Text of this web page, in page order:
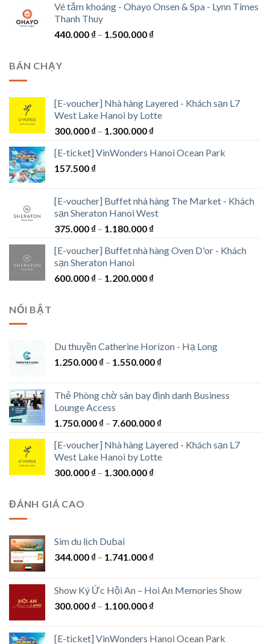
từ
Vé tắm khoáng - Ohayo Onsen & Spa - Lynn Times
Thanh Thuy
440.000 ₫ – 1.500.000 ₫Khoảng
BÁN CHẠY
[E-voucher] Nhà hàng Layered - Khách sạn L7
West Lake Hanoi by Lotte
300.000 ₫ – 1.300.000 ₫Khoảng
từ
[E-ticket] VinWonders Hanoi Ocean Park
157.500 ₫
[E-voucher] Buffet nhà hàng The Market - Khách
sạn Sheraton Hanoi West
375.000 ₫ – 1.180.000 ₫Khoảng
từ
đến
[E-voucher] Buffet nhà hàng Oven D'or - Khách
sạn Sheraton Hanoi
600.000 ₫ – 1.200.000 ₫Khoảng
NỔI BẬT
Du thuyền Catherine Horizon - Hạ Long
1.250.000 ₫ – 1.550.000 ₫Khoảng
1.250.000 ₫
1.550.000 ₫
Thẻ Phòng chờ sân bay định danh Business
Lounge Access
1.750.000 ₫ – 7.600.000 ₫Khoảng
từ
1.750.000 ₫
[E-voucher] Nhà hàng Layered - Khách sạn L7
West Lake Hanoi by Lotte
300.000 ₫ – 1.300.000 ₫Khoảng
ĐÁNH GIÁ CAO
Sim du lịch Dubai
344.000 ₫ – 1.741.000 ₫Khoảng
344.000 ₫
đến
Show Ký Ức Hội An – Hoi An Memories Show
300.000 ₫ – 1.100.000 ₫Khoảng
[E-ticket] VinWonders Hanoi Ocean Park